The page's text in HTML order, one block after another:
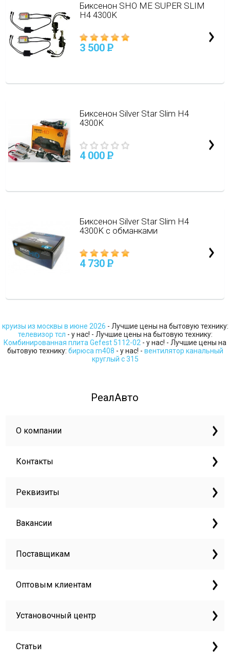
Биксенон SHO ME SUPER SLIM
H4 4300K
3 500 P
Биксенон Silver Star Slim H4
4300K
4 000 P
Биксенон Silver Star Slim H4
4300K с обманками
4 730 P
круизы из москвы в июне 2026 - Лучшие цены на бытовую технику:
телевизор тсл - у нас! - Лучшие цены на бытовую технику:
Комбинированная плита Gefest 5112-02 - у нас! - Лучшие цены на
бытовую технику: бирюса m408 - у нас! - вентилятор канальный
круглый с 315
РеалАвто
О компании
Контакты
Реквизиты
Вакансии
Поставщикам
Оптовым клиентам
Установочный центр
Статьи